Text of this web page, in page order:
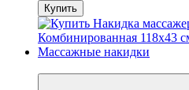
Купить